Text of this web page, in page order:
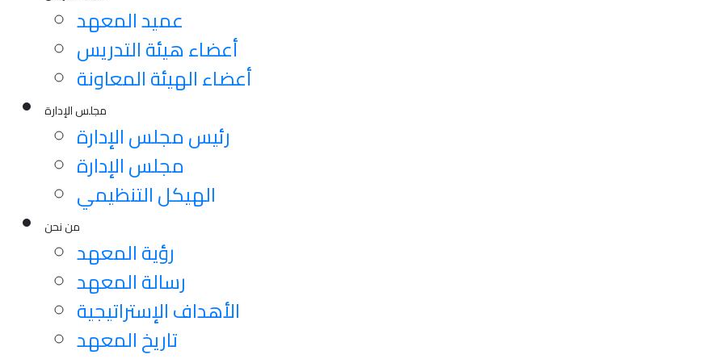
عميد المعهد
أعضاء هيئة التدريس
أعضاء الهيئة المعاونة
مجلس الإدارة
رئيس مجلس الإدارة
مجلس الإدارة
الهيكل التنظيمي
من نحن
رؤية المعهد
رسالة المعهد
الأهداف الإستراتيجية
تاريخ المعهد